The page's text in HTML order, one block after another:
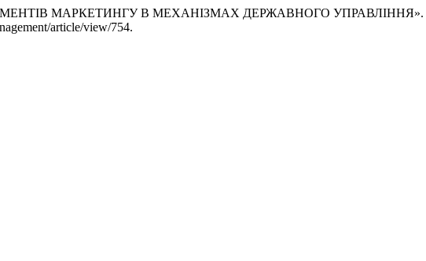
МАРКЕТИНГУ В МЕХАНІЗМАХ ДЕРЖАВНОГО УПРАВЛІННЯ».
article/view/754.